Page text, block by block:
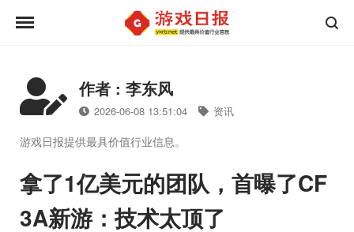
作者 : 李东风
2026-06-08 13:51:04 资讯
游戏日报提供最具价值行业信息。
拿了1亿美元的团队，首曝了CF
3A新游：技术太顶了